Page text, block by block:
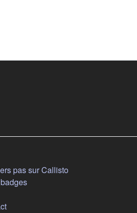
onglet)
pas sur Callisto